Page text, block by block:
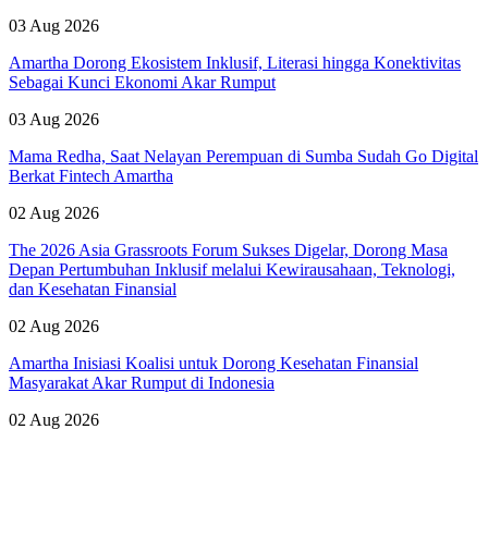
03 Aug 2026
Amartha Dorong Ekosistem Inklusif, Literasi hingga Konektivitas
Sebagai Kunci Ekonomi Akar Rumput
03 Aug 2026
Mama Redha, Saat Nelayan Perempuan di Sumba Sudah Go Digital
Berkat Fintech Amartha
02 Aug 2026
The 2026 Asia Grassroots Forum Sukses Digelar, Dorong Masa
Depan Pertumbuhan Inklusif melalui Kewirausahaan, Teknologi,
dan Kesehatan Finansial
02 Aug 2026
Amartha Inisiasi Koalisi untuk Dorong Kesehatan Finansial
Masyarakat Akar Rumput di Indonesia
02 Aug 2026